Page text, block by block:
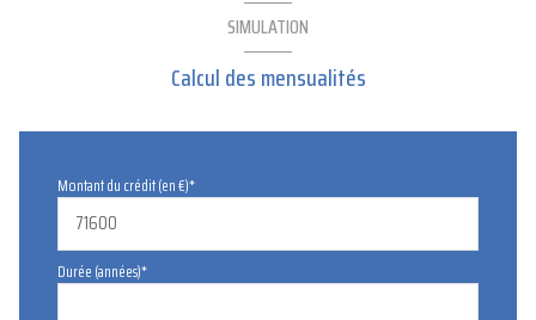
SIMULATION
Calcul des mensualités
Montant du crédit (en €)*
Durée (années)*